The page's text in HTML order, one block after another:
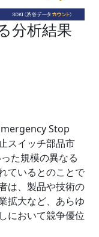
分析結果
Stop
スイッチ部品市
た規模の異なる
ているとのことで
は、製品や技術の
拡大など、あらゆ
において競争優位